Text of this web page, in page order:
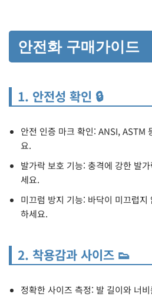
안전화 구매가이드
1. 안전성 확인 🔒
안전 인증 마크 확인: ANSI, ASTM
요.
발가락 보호 기능: 충격에 강한 발
세요.
미끄럼 방지 기능: 바닥이 미끄럽지
하세요.
2. 착용감과 사이즈 👟
정확한 사이즈 측정: 발 길이와 너